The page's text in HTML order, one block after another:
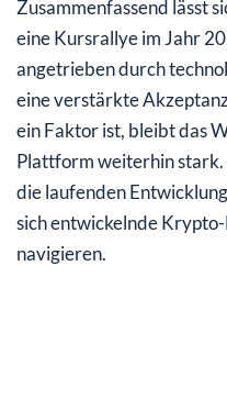
Zusammenfassend lässt
eine Kursrallye im Jahr
angetrieben durch
eine verstärkte
ein Faktor ist, bleibt das
Plattform weiterhin
die laufenden
sich entwickelnde
navigieren.